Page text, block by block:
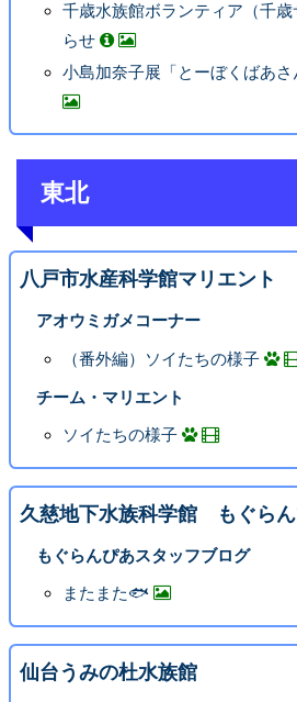
千歳水族館ボランティア（千
らせ
小島加奈子展「とーぼくばあ
東北
八戸市水産科学館マリエント
アオウミガメコーナー
（番外編）ソイたちの様子
チーム・マリエント
ソイたちの様子
久慈地下水族科学館 もぐら
もぐらんぴあスタッフブログ
またまた🐟
仙台うみの杜水族館